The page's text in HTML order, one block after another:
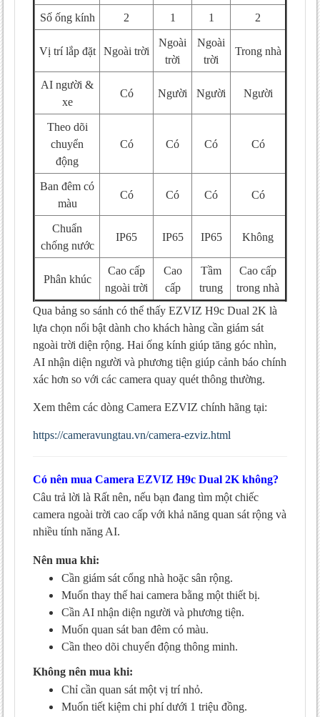
Số ống kính 2 1 1 2
Vị trí lắp đặt Ngoài trời
Ngoài
trời
Ngoài
trời
Trong nhà
AI người &
xe
Có Người Người Người
Theo dõi
chuyển
động
Có Có Có Có
Ban đêm có
màu
Có Có Có Có
Chuẩn
chống nước
IP65 IP65 IP65 Không
Phân khúc
Cao cấp
ngoài trời
Cao
cấp
Tầm
trung
Cao cấp
trong nhà
Qua bảng so sánh có thể thấy EZVIZ H9c Dual 2K là
lựa chọn nổi bật dành cho khách hàng cần giám sát
ngoài trời diện rộng. Hai ống kính giúp tăng góc nhìn,
AI nhận diện người và phương tiện giúp cảnh báo chính
xác hơn so với các camera quay quét thông thường.
Xem thêm các dòng Camera EZVIZ chính hãng tại:
https://cameravungtau.vn/camera-ezviz.html
Có nên mua Camera EZVIZ H9c Dual 2K không?
Câu trả lời là Rất nên, nếu bạn đang tìm một chiếc
camera ngoài trời cao cấp với khả năng quan sát rộng và
nhiều tính năng AI.
Nên mua khi:
Cần giám sát cổng nhà hoặc sân rộng.
Muốn thay thế hai camera bằng một thiết bị.
Cần AI nhận diện người và phương tiện.
Muốn quan sát ban đêm có màu.
Cần theo dõi chuyển động thông minh.
Không nên mua khi:
Chỉ cần quan sát một vị trí nhỏ.
Muốn tiết kiệm chi phí dưới 1 triệu đồng.